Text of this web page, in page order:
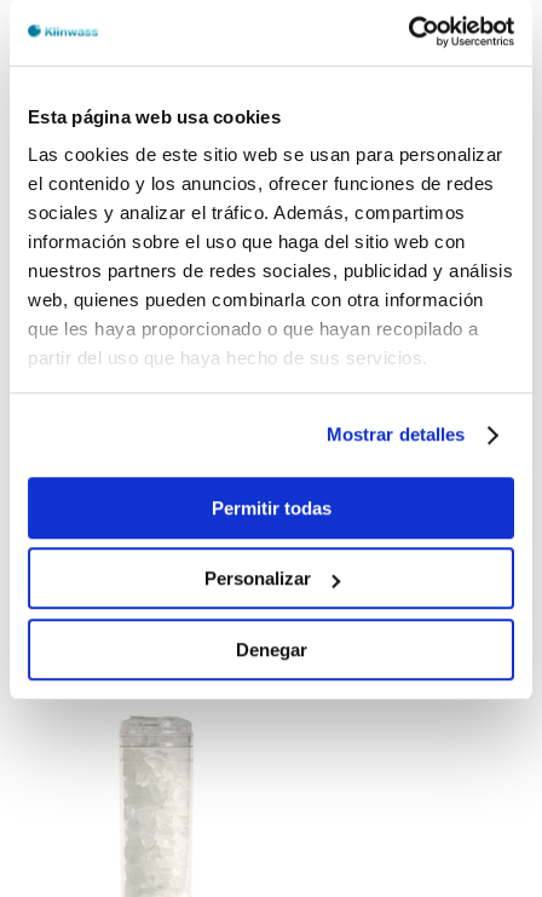
Esta página web usa cookies
Las cookies de este sitio web se usan para personalizar
el contenido y los anuncios, ofrecer funciones de redes
sociales y analizar el tráfico. Además, compartimos
información sobre el uso que haga del sitio web con
nuestros partners de redes sociales, publicidad y análisis
web, quienes pueden combinarla con otra información
que les haya proporcionado o que hayan recopilado a
partir del uso que haya hecho de sus servicios.
Mostrar detalles
Permitir todas
Personalizar
Denegar
Desincrustación
Tratamientos no quimicos
Accesorios
Servicios
Klinwass
¿Eres
instalador?
Contacta conKlinwass
Los polifosfatos poseen la propiedad de englobar dentro de su
molécula los cationes como el calcio, magnesio, hierro, manganeso,
Su eficacia depende de la dureza temporal o carbonatada del agua a
tratar, así como su pH y temperatura. En algunos casos, no sólo se
conseguirá evitar el proceso de incrustación, sino que también se
logrará eliminar lentamente incrustaciones ya existentes.